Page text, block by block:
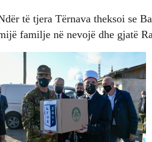
të tjera Tërnava theksoi se
familje në nevojë dhe gjatë